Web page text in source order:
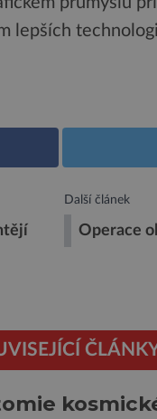
lepších
Další článek
Operace